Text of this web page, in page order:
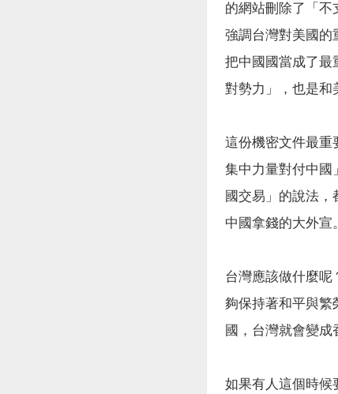
的網站刪除了「不
強調台灣對美國的
把中國國當成了最
對勢力」，也是和
這份機密文件最重
集中力量對付中國
國交易」的說法
中國拿錢的大外宣
台灣應該做什麼呢
夠保持著和平與繁
國，台灣就會變成
如果有人這個時候